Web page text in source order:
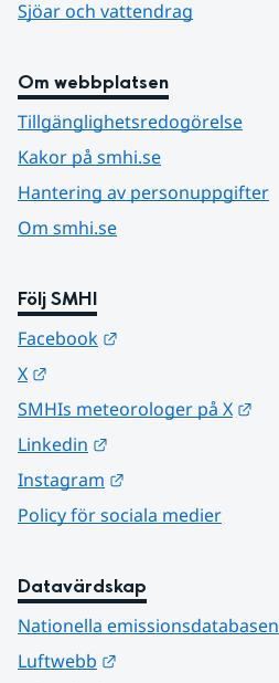
Sjöar och vattendrag
Om webbplatsen
Tillgänglighetsredogörelse
Kakor på smhi.se
Hantering av personuppgifter
Om smhi.se
Följ SMHI
Facebook
X
SMHIs meteorologer på X
Linkedin
Instagram
Policy för sociala medier
Datavärdskap
Nationella emissionsdatabasen
Luftwebb